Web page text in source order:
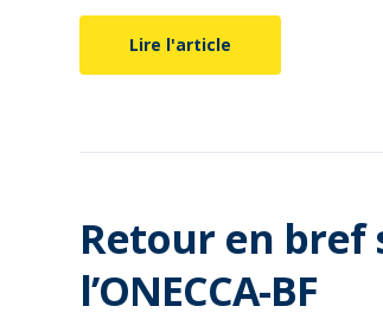
Lire l'article
Retour en bref
l’ONECCA-BF